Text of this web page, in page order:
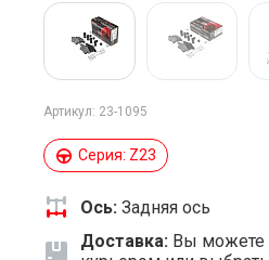
Артикул: 23-1095
Серия: Z23
Ось: Задняя ось
Доставка: Вы можете